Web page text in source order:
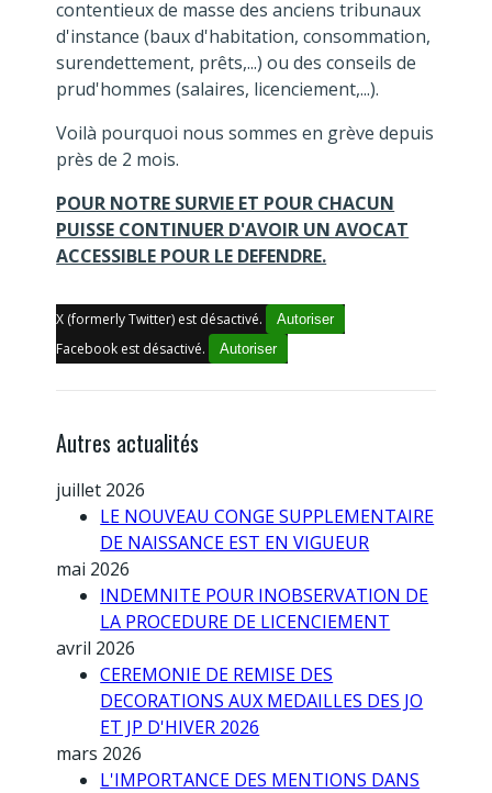
contentieux de masse des anciens tribunaux
d'instance (baux d'habitation, consommation,
surendettement, prêts,...) ou des conseils de
prud'hommes (salaires, licenciement,...).
Voilà pourquoi nous sommes en grève depuis
près de 2 mois.
POUR NOTRE SURVIE ET POUR CHACUN
PUISSE CONTINUER D'AVOIR UN AVOCAT
ACCESSIBLE POUR LE DEFENDRE.
X (formerly Twitter) est désactivé. Autoriser
Facebook est désactivé. Autoriser
Autres actualités
juillet 2026
LE NOUVEAU CONGE SUPPLEMENTAIRE
DE NAISSANCE EST EN VIGUEUR
mai 2026
INDEMNITE POUR INOBSERVATION DE
LA PROCEDURE DE LICENCIEMENT
avril 2026
CEREMONIE DE REMISE DES
DECORATIONS AUX MEDAILLES DES JO
ET JP D'HIVER 2026
mars 2026
L'IMPORTANCE DES MENTIONS DANS